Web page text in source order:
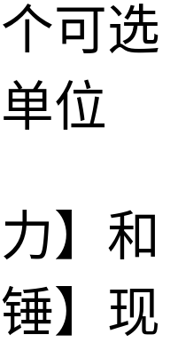
可选
位
】和
】现